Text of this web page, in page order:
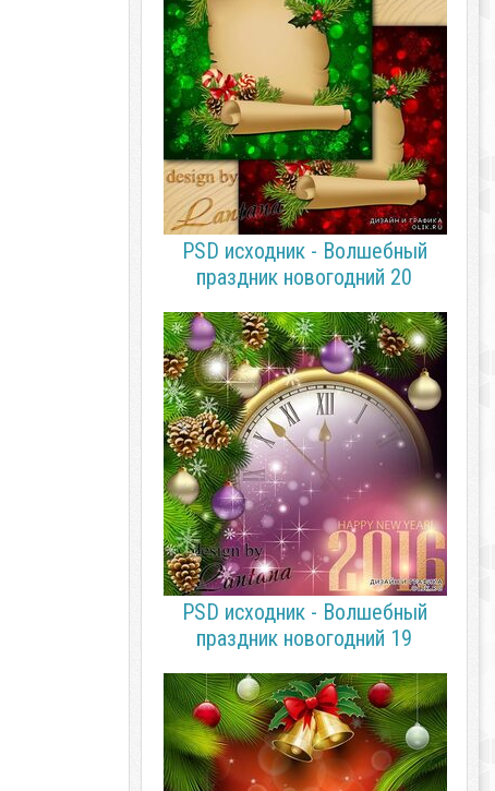
PSD исходник - Волшебный
праздник новогодний 20
PSD исходник - Волшебный
праздник новогодний 19